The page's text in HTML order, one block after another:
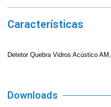
Características
Detetor Quebra Vidros Acústico
Downloads